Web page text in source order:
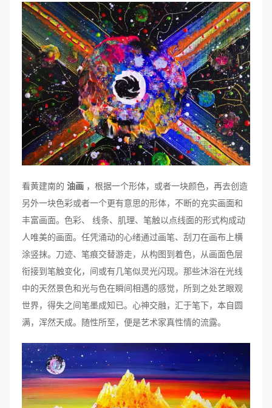
看黄建南的 油画 ，根据一个形体，或者一块颜色，再去创造
另外一块色彩或者一个更有意思的形体，不断的充实画面和
丰富画面。色彩、 线条、肌理、笔触以点线面的形式构成动
人唯美的画面。任凭涌动的心绪通过画笔、刮刀在画布上横
涂竖抹。刀迹、笔痕交替游走，从构图到着色，从画面色层
衔接到笔触变化，间或有几笔似灵光闪现。那些沐浴在光线
中的天然景色和光与色在瞬间相遇的感觉，所到之处艺眼观
世界，得失之间笔墨成知已。心神交融，汇于笔下，本自圆
满，浑然天成。随性所至，便是艺术家真性情的流露。